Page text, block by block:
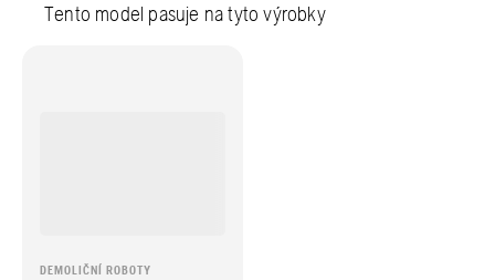
Tento model pasuje na tyto výrobky
DEMOLIČNÍ ROBOTY